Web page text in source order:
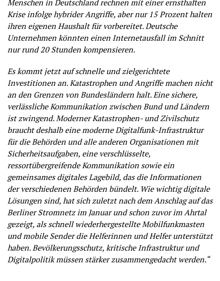
Menschen in Deutschland rechnen mit einer ernsthaften
Krise infolge hybrider Angriffe, aber nur 15 Prozent halten
ihren eigenen Haushalt für vorbereitet. Deutsche
Unternehmen könnten einen Internetausfall im Schnitt
nur rund 20 Stunden kompensieren.
Es kommt jetzt auf schnelle und zielgerichtete
Investitionen an. Katastrophen und Angriffe machen nicht
an den Grenzen von Bundesländern halt. Eine sichere,
verlässliche Kommunikation zwischen Bund und Ländern
ist zwingend. Moderner Katastrophen- und Zivilschutz
braucht deshalb eine moderne Digitalfunk-Infrastruktur
für die Behörden und alle anderen Organisationen mit
Sicherheitsaufgaben, eine verschlüsselte,
ressortübergreifende Kommunikation sowie ein
gemeinsames digitales Lagebild, das die Informationen
der verschiedenen Behörden bündelt. Wie wichtig digitale
Lösungen sind, hat sich zuletzt nach dem Anschlag auf das
Berliner Stromnetz im Januar und schon zuvor im Ahrtal
gezeigt, als schnell wiederhergestellte Mobilfunkmasten
und mobile Sender die Helferinnen und Helfer unterstützt
haben. Bevölkerungsschutz, kritische Infrastruktur und
Digitalpolitik müssen stärker zusammengedacht werden.“